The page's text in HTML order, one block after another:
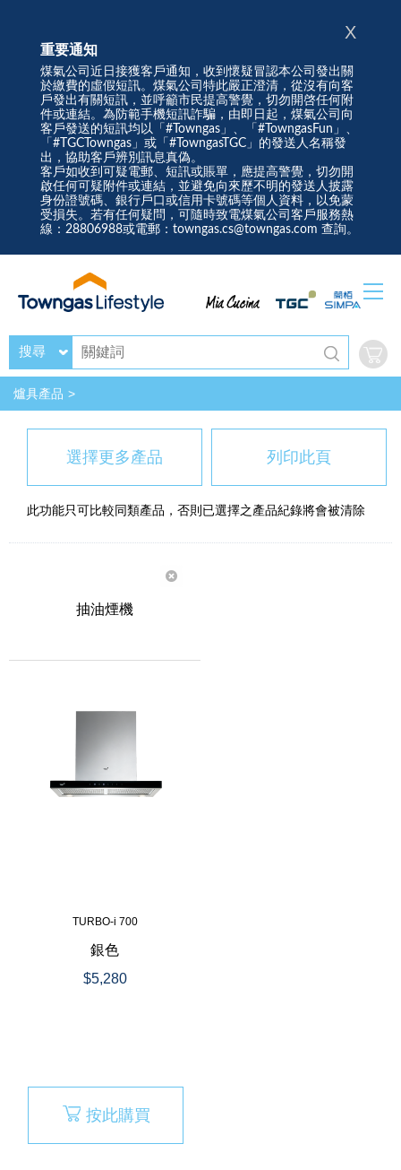
重要通知
煤氣公司近日接獲客戶通知，收到懷疑冒認本公司發出關
於繳費的虛假短訊。煤氣公司特此嚴正澄清，從沒有向客
戶發出有關短訊，並呼籲市民提高警覺，切勿開啓任何附
件或連結。為防範手機短訊詐騙，由即日起，煤氣公司向
客戶發送的短訊均以「#Towngas」、「#TowngasFun」、
「#TGCTowngas」或「#TowngasTGC」的發送人名稱發
出，協助客戶辨別訊息真偽。
客戶如收到可疑電郵、短訊或賬單，應提高警覺，切勿開
啟任何可疑附件或連結，並避免向來歷不明的發送人披露
身份證號碼、銀行戶口或信用卡號碼等個人資料，以免蒙
受損失。若有任何疑問，可隨時致電煤氣公司客戶服務熱
線：28806988或電郵：towngas.cs@towngas.com 查詢。
X
搜尋
爐具產品
選擇更多產品 列印此頁
此功能只可比較同類產品，否則已選擇之產品紀錄將會被清除
抽油煙機
TURBO-i 700
銀色
$5,280
按此購買